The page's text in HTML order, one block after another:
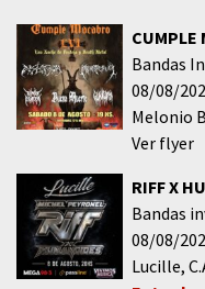
CUMPLE
Bandas
08/08/
Melonio
Ver flyer
RIFF X
Bandas
08/08/
Lucille